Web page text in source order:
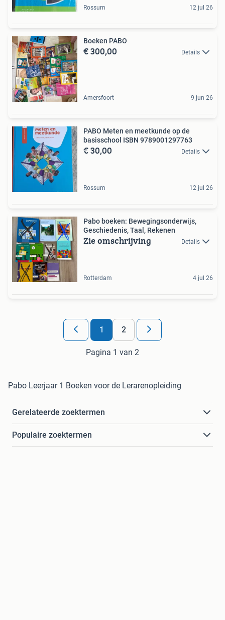
Rossum 12 jul 26
Boeken PABO
€ 300,00 Details
Amersfoort 9 jun 26
PABO Meten en meetkunde op de
basisschool ISBN 9789001297763
€ 30,00 Details
Rossum 12 jul 26
Pabo boeken: Bewegingsonderwijs,
Geschiedenis, Taal, Rekenen
Zie omschrijving Details
Rotterdam 4 jul 26
1 2
Pagina 1 van 2
Pabo Leerjaar 1 Boeken voor de Lerarenopleiding
Gerelateerde zoektermen
Populaire zoektermen